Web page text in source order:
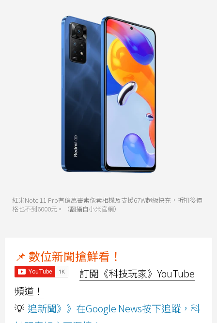
紅米Note 11 Pro有億萬畫素像素相機及支援67W超級快充，折扣後價
格也不到6000元。（翻攝自小米官網）
📌 數位新聞搶鮮看！
訂閱《科技玩家》YouTube
頻道！
💡 追新聞》》在Google News按下追蹤，科